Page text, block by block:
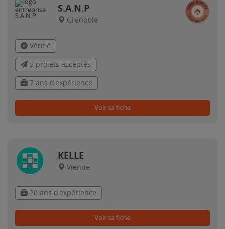
S.A.N.P
Grenoble
Vérifié
5 projets acceptés
7 ans d'expérience
Voir sa fiche
KELLE
Vienne
20 ans d'expérience
Voir sa fiche